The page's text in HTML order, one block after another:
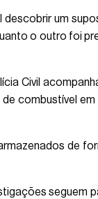
descobrir um
o outro foi
Civil
combustível em
de
seguem